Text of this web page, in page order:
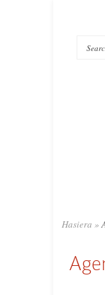
Hasiera »